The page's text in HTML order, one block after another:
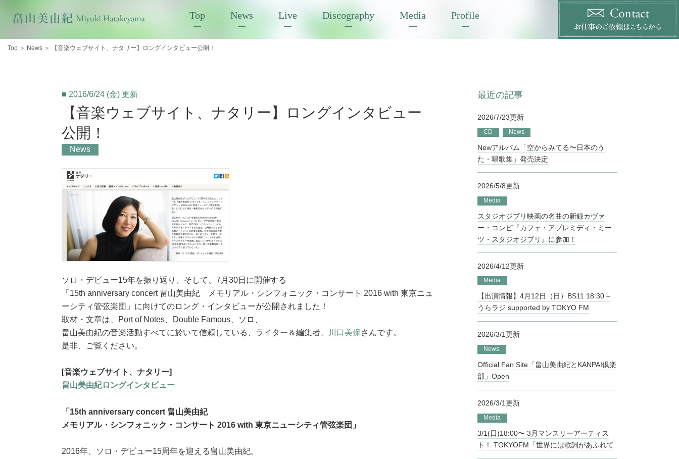
Top News Live Discography Media Profile
Top ＞ News ＞ 【音楽ウェブサイト、ナタリー】ロングインタビュー公開！
■ 2016/6/24 (金) 更新
【音楽ウェブサイト、ナタリー】ロングインタビュー
公開！
News
ソロ・デビュー15年を振り返り、そして、7月30日に開催する
「15th anniversary concert 畠山美由紀 メモリアル・シンフォニック・コンサート 2016 with 東京ニュ
ーシティ管弦楽団」に向けてのロング・インタビューが公開されました！
取材・文章は、Port of Notes、Double Famous、ソロ、
畠山美由紀の音楽活動すべてに於いて信頼している、ライター＆編集者、
川口美保さんです。
是非、ご覧ください。
[音楽ウェブサイト、ナタリー]
畠山美由紀ロングインタビュー
「15th anniversary concert 畠山美由紀
メモリアル・シンフォニック・コンサート 2016 with 東京ニューシティ管弦楽団」
2016年、ソロ・デビュー15周年を迎える畠山美由紀。
最近の記事
2026/7/23更新
CD News
Newアルバム「空からみてる〜日本のう
た・唱歌集」発売決定
2026/5/8更新
Media
スタジオジブリ映画の名曲の新録カヴァ
ー・コンピ『カフェ・アプレミディ・ミー
ツ・スタジオジブリ』に参加！
2026/4/12更新
Media
【出演情報】4月12日（日）BS11 18:30～
うらラジ supported by TOKYO FM
2026/3/1更新
News
Official Fan Site「畠山美由紀とKANPAI倶楽
部」Open
2026/3/1更新
Media
3/1(日)18:00〜 3月マンスリーアーティス
ト！ TOKYOFM「世界には歌詞があふれて